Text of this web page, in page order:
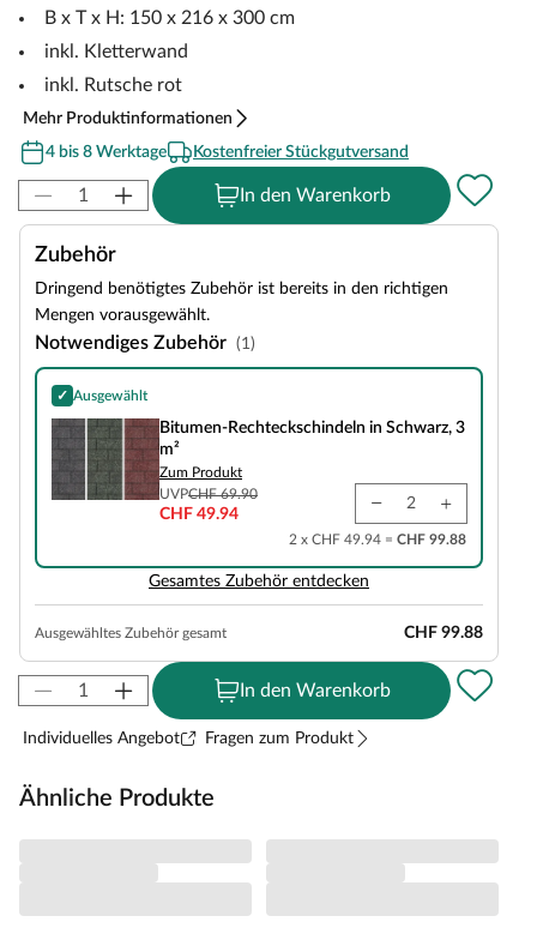
B x T x H: 150 x 216 x 300 cm
inkl. Kletterwand
inkl. Rutsche rot
Mehr Produktinformationen
4 bis 8 Werktage
Kostenfreier Stückgutversand
In den Warenkorb
Zubehör
Dringend benötigtes Zubehör ist bereits in den richtigen
Mengen vorausgewählt.
Notwendiges Zubehör (1)
✓ Ausgewählt
Bitumen-Rechteckschindeln in Schwarz, 3 m²
Bitumen-Rechteckschindeln in Schwarz, 3
m²
Zum Produkt
UVPCHF 69.90
CHF 49.94
2 x CHF 49.94 = CHF 99.88
Gesamtes Zubehör entdecken
Ausgewähltes Zubehör gesamt CHF 99.88
In den Warenkorb
Individuelles Angebot Fragen zum Produkt
Ähnliche Produkte